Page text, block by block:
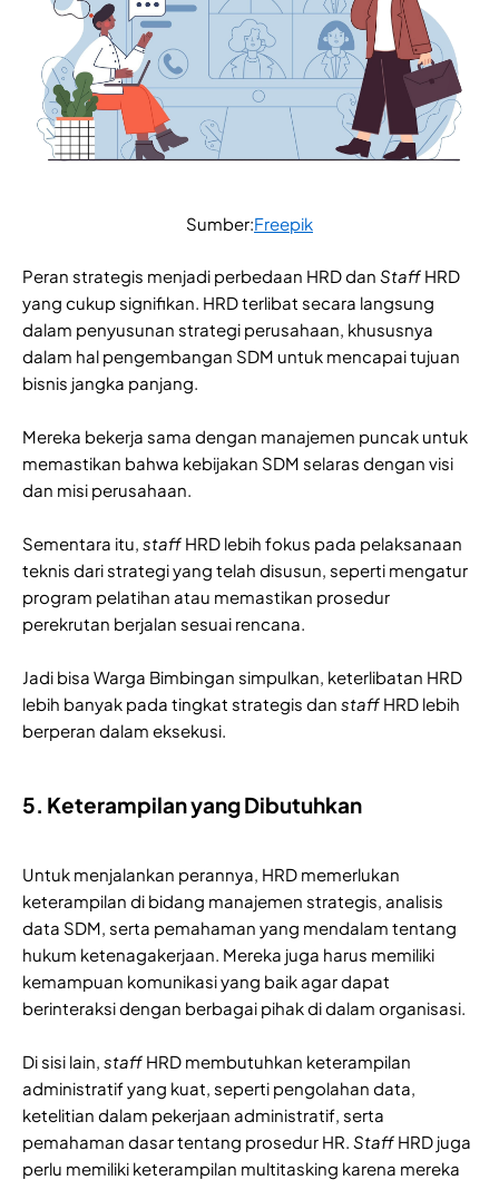
Sumber:Freepik
Peran strategis menjadi perbedaan HRD dan Staff HRD
yang cukup signifikan. HRD terlibat secara langsung
dalam penyusunan strategi perusahaan, khususnya
dalam hal pengembangan SDM untuk mencapai tujuan
bisnis jangka panjang.
Mereka bekerja sama dengan manajemen puncak untuk
memastikan bahwa kebijakan SDM selaras dengan visi
dan misi perusahaan.
Sementara itu, staff HRD lebih fokus pada pelaksanaan
teknis dari strategi yang telah disusun, seperti mengatur
program pelatihan atau memastikan prosedur
perekrutan berjalan sesuai rencana.
Jadi bisa Warga Bimbingan simpulkan, keterlibatan HRD
lebih banyak pada tingkat strategis dan staff HRD lebih
berperan dalam eksekusi.
5. Keterampilan yang Dibutuhkan
Untuk menjalankan perannya, HRD memerlukan
keterampilan di bidang manajemen strategis, analisis
data SDM, serta pemahaman yang mendalam tentang
hukum ketenagakerjaan. Mereka juga harus memiliki
kemampuan komunikasi yang baik agar dapat
berinteraksi dengan berbagai pihak di dalam organisasi.
Di sisi lain, staff HRD membutuhkan keterampilan
administratif yang kuat, seperti pengolahan data,
ketelitian dalam pekerjaan administratif, serta
pemahaman dasar tentang prosedur HR. Staff HRD juga
perlu memiliki keterampilan multitasking karena mereka